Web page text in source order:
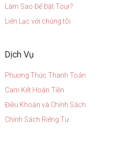
Làm Sao Để Đặt Tour?
Liên Lạc với chúng tôi
Dịch Vụ
Phương Thức Thanh Toán
Cam Kết Hoàn Tiền
Điều Khoản và Chính Sách
Chính Sách Riêng Tư